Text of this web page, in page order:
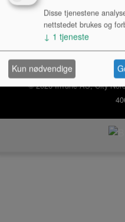
© 2026 InTune AS, City
Disse tjenestene
nettstedet brukes og
↓ 1 tjeneste
Kun nødvendige